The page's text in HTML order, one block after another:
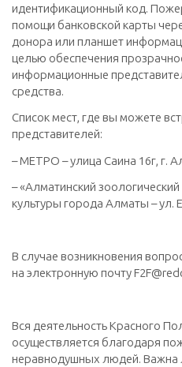
идентификационный код.
помощи банковской карты
донора или планшет
целью обеспечения
информационные
средства.
Список мест, где вы можете
представителей:
– МЕТРО – улица Саина 16г, г.
– «Алматинский
культуры города Алматы – ул.
В случае возникновения
на электронную почту
Вся деятельность Красного
осуществляется благодаря
неравнодушных людей. Важна